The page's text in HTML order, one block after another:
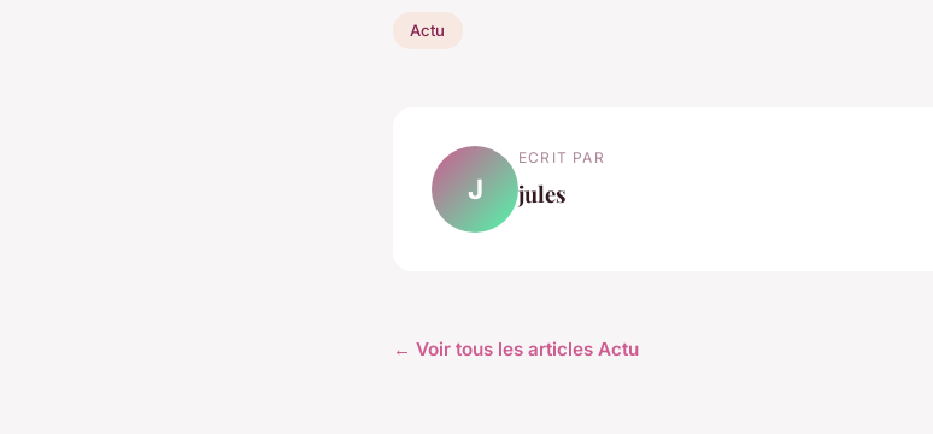
Actu
J
ECRIT PAR
jules
← Voir tous les articles Actu